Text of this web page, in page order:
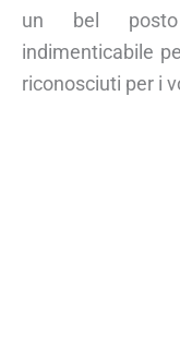
un bel posto
indimenticabile
riconosciuti per i